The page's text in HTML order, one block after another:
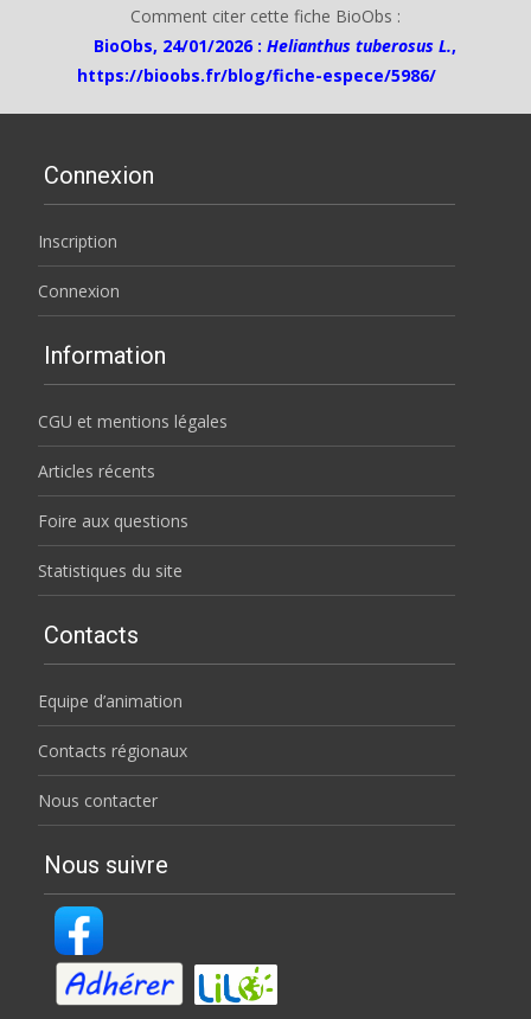
Comment citer cette fiche BioObs :
BioObs, 24/01/2026 : Helianthus tuberosus L.,
https://bioobs.fr/blog/fiche-espece/5986/
Connexion
Inscription
Connexion
Information
CGU et mentions légales
Articles récents
Foire aux questions
Statistiques du site
Contacts
Equipe d’animation
Contacts régionaux
Nous contacter
Nous suivre